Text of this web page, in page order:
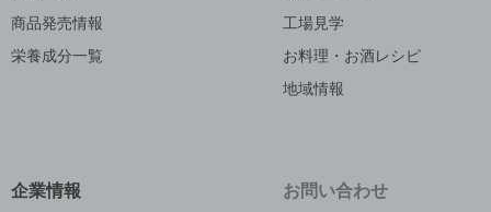
商品発売情報
栄養成分一覧
工場見学
お料理・お酒レシピ
地域情報
企業情報 お問い合わせ